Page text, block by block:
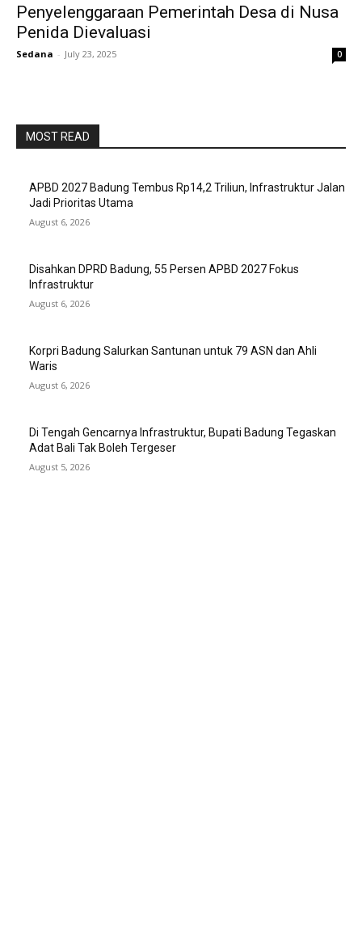
Penyelenggaraan Pemerintah Desa di Nusa
Penida Dievaluasi
Sedana - July 23, 2025 0
MOST READ
APBD 2027 Badung Tembus Rp14,2 Triliun, Infrastruktur Jalan
Jadi Prioritas Utama
August 6, 2026
Disahkan DPRD Badung, 55 Persen APBD 2027 Fokus
Infrastruktur
August 6, 2026
Korpri Badung Salurkan Santunan untuk 79 ASN dan Ahli
Waris
August 6, 2026
Di Tengah Gencarnya Infrastruktur, Bupati Badung Tegaskan
Adat Bali Tak Boleh Tergeser
August 5, 2026